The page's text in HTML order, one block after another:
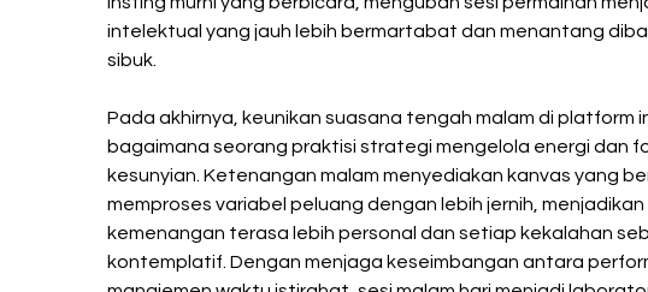
intelektual yang jauh lebih bermartabat dan menantang
sibuk.
Pada akhirnya, keunikan suasana tengah malam di platform
bagaimana seorang praktisi strategi mengelola energi dan
kesunyian. Ketenangan malam menyediakan kanvas yang
memproses variabel peluang dengan lebih jernih,
kemenangan terasa lebih personal dan setiap kekalahan
kontemplatif. Dengan menjaga keseimbangan antara